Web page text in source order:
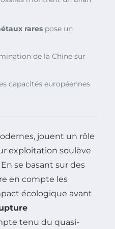
rares pose un
de la Chine sur
capacités européennes
jouent un rôle
exploitation soulève
se basant sur des
en compte les
écologique avant
tenu du quasi-